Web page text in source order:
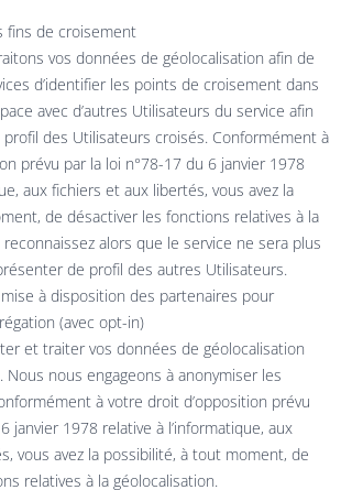
fins de croisement
vos données de géolocalisation afin de
d’identifier les points de croisement dans
avec d’autres Utilisateurs du service afin
des Utilisateurs croisés. Conformément à
prévu par la loi n°78-17 du 6 janvier 1978
aux fichiers et aux libertés, vous avez la
de désactiver les fonctions relatives à la
alors que le service ne sera plus
de profil des autres Utilisateurs.
à disposition des partenaires pour
(avec opt-in)
et traiter vos données de géolocalisation
Nous nous engageons à anonymiser les
à votre droit d’opposition prévu
janvier 1978 relative à l’informatique, aux
vous avez la possibilité, à tout moment, de
relatives à la géolocalisation.